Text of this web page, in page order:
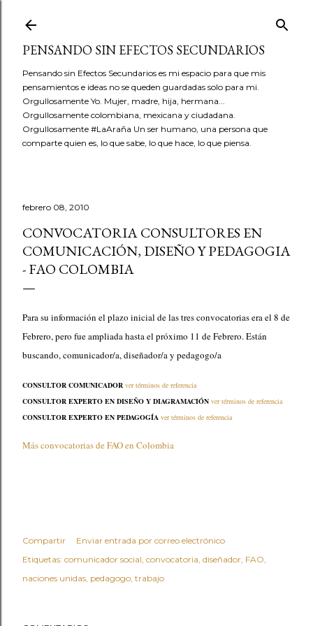
PENSANDO SIN EFECTOS SECUNDARIOS
Pensando sin Efectos Secundarios es mi espacio para que mis
pensamientos e ideas no se queden guardadas solo para mi.
Orgullosamente Yo. Mujer, madre, hija, hermana...
Orgullosamente colombiana, mexicana y ciudadana.
Orgullosamente #LaAraña Un ser humano, una persona que
comparte quien es, lo que sabe, lo que hace, lo que piensa.
febrero 08, 2010
CONVOCATORIA CONSULTORES EN
COMUNICACIÓN, DISEÑO Y PEDAGOGIA
- FAO COLOMBIA
Para su información el plazo inicial de las tres convocatorias era el 8 de
Febrero, pero fue ampliada hasta el próximo 11 de Febrero. Están
buscando, comunicador/a, diseñador/a y pedagogo/a
CONSULTOR COMUNICADOR ver términos de referencia
CONSULTOR EXPERTO EN DISEÑO Y DIAGRAMACIÓN ver términos de referencia
CONSULTOR EXPERTO EN PEDAGOGÍA ver términos de referencia
Más convocatorias de FAO en Colombia
Compartir
Enviar entrada por correo electrónico
Etiquetas: comunicador social convocatoria diseñador FAO
naciones unidas pedagogo trabajo